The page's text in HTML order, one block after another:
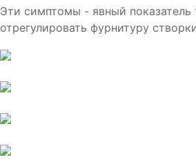
Эти симптомы - явный показатель
отрегулировать фурнитуру